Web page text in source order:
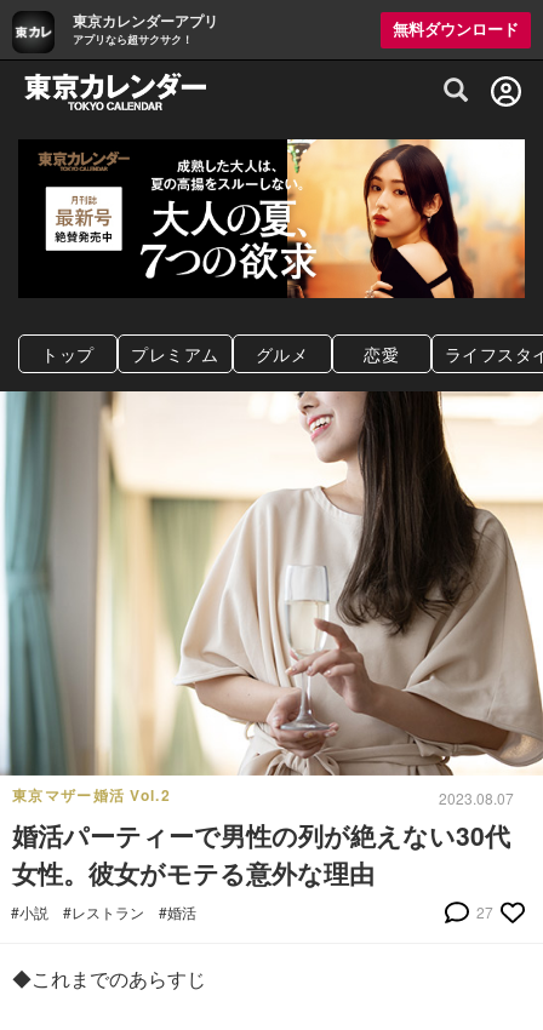
東京カレンダーアプリ
アプリなら超サクサク！
無料ダウンロード
グルメ情報・プレミアムレストラン予約
トップ プレミアム グルメ 恋愛 ライフスタ
東京マザー婚活 Vol.2 2023.08.07
婚活パーティーで男性の列が絶えない30代
女性。彼女がモテる意外な理由
#小説 #レストラン #婚活 27
◆これまでのあらすじ